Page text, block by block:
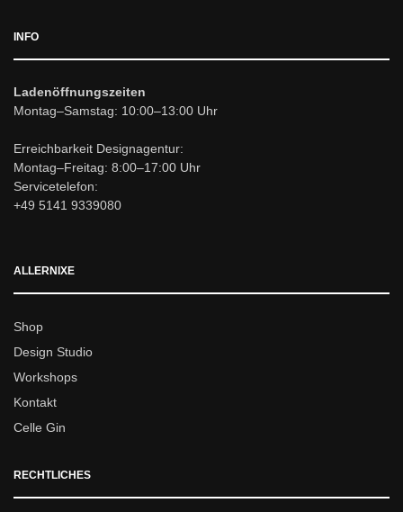
INFO
Ladenöffnungszeiten
Montag–Samstag: 10:00–13:00 Uhr
Erreichbarkeit Designagentur:
Montag–Freitag: 8:00–17:00 Uhr
Servicetelefon:
+49 5141 9339080
ALLERNIXE
Shop
Design Studio
Workshops
Kontakt
Celle Gin
RECHTLICHES